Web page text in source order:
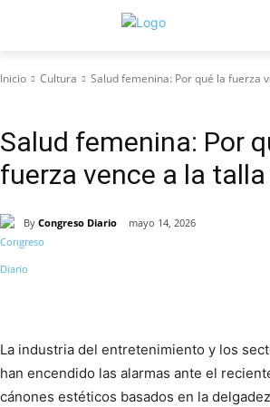
Inicio Cultura Salud femenina: Por qué la fuerza
Salud femenina: Por
fuerza vence a la
By Congreso Diario mayo 14, 2026
La industria del entretenimiento y los
han encendido las alarmas ante el
cánones estéticos basados en la